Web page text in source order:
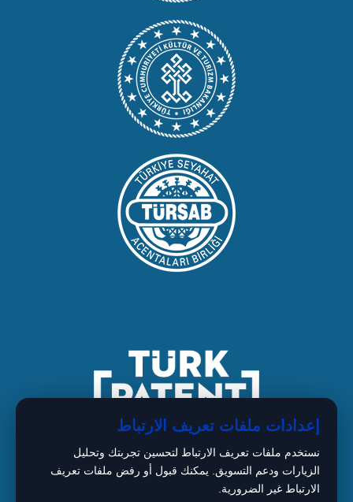
إعدادات ملفات تعريف الارتباط
نستخدم ملفات تعريف الارتباط لتحسين تجربتك وتحليل
الزيارات ودعم التسويق. يمكنك قبول أو رفض ملفات تعريف
الارتباط غير الضرورية.